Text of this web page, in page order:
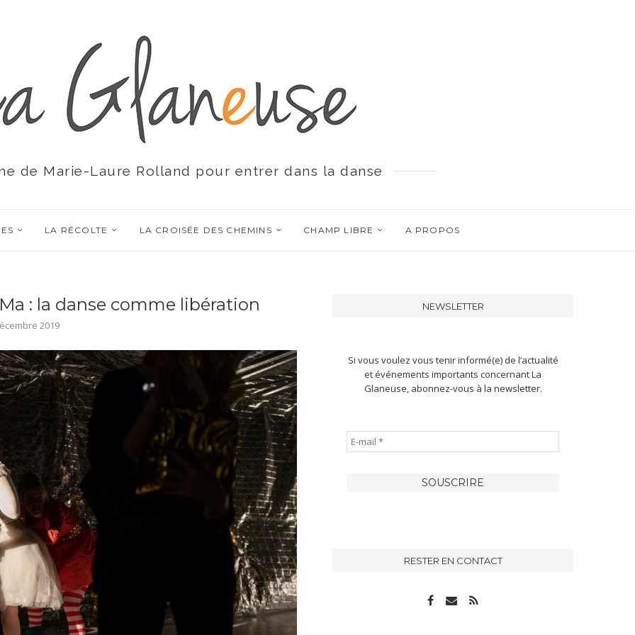
de Marie-Laure Rolland pour entrer dans la danse
LA RÉCOLTE LA CROISÉE DES CHEMINS CHAMP LIBRE A PROPOS
: la danse comme libération
2019
NEWSLETTER
Si vous voulez vous tenir informé(e) de l’actualité
et événements importants concernant La
Glaneuse, abonnez-vous à la newsletter.
RESTER EN CONTACT